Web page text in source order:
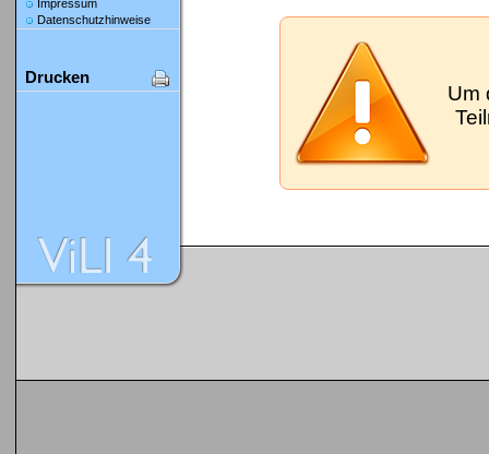
Impressum
Datenschutzhinweise
Drucken
Um